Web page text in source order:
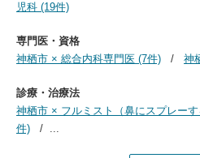
児科 (19件)
専門医・資格
神栖市 × 総合内科専門医 (7件)
神
診療・治療法
神栖市 × フルミスト（鼻にスプレー
件)
...